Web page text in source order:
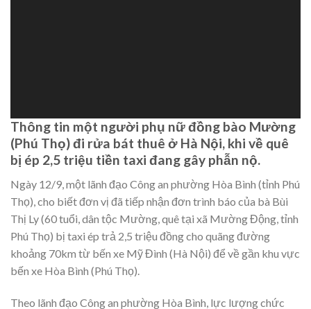
Thông tin một người phụ nữ đồng bào Mường
(Phú Thọ) đi rửa bát thuê ở Hà Nội, khi về quê
bị ép 2,5 triệu tiền taxi đang gây phẫn nộ.
Ngày 12/9, một lãnh đạo Công an phường Hòa Bình (tỉnh Phú
Thọ), cho biết đơn vị đã tiếp nhận đơn trình báo của bà Bùi
Thị Ly (60 tuổi, dân tộc Mường, quê tại xã Mường Động, tỉnh
Phú Thọ) bị taxi ép trả 2,5 triệu đồng cho quãng đường
khoảng 70km từ bến xe Mỹ Đình (Hà Nội) để về gần khu vực
bến xe Hòa Bình (Phú Thọ).
Theo lãnh đạo Công an phường Hòa Bình, lực lượng chức